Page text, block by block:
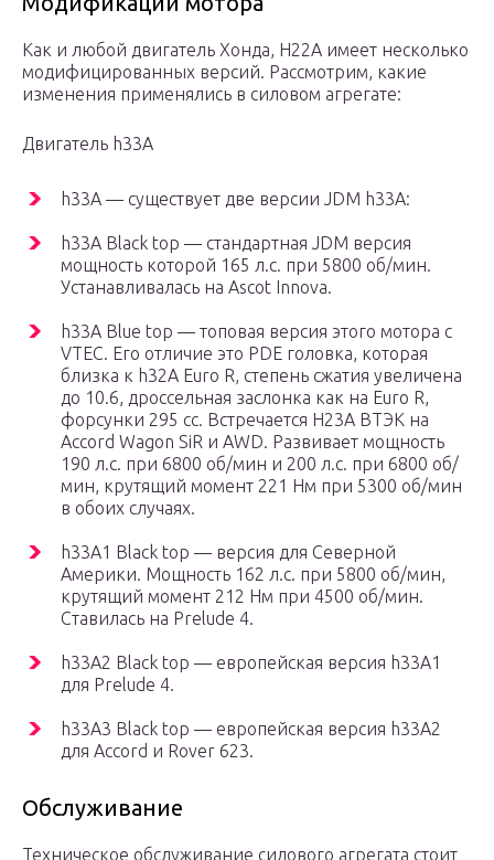
Как и любой двигатель Хонда, Н22А имеет несколько
модифицированных версий. Рассмотрим, какие
изменения применялись в силовом агрегате:
Двигатель h33A
h33A — существует две версии JDM h33A:
h33A Black top — стандартная JDM версия
мощность которой 165 л.с. при 5800 об/мин.
Устанавливалась на Ascot Innova.
h33A Blue top — топовая версия этого мотора с
VTEC. Его отличие это PDE головка, которая
близка к h32A Euro R, степень сжатия увеличена
до 10.6, дроссельная заслонка как на Euro R,
форсунки 295 сс. Встречается Н23А ВТЭК на
Accord Wagon SiR и AWD. Развивает мощность
190 л.с. при 6800 об/мин и 200 л.с. при 6800 об/
мин, крутящий момент 221 Нм при 5300 об/мин
в обоих случаях.
h33A1 Black top — версия для Северной
Америки. Мощность 162 л.с. при 5800 об/мин,
крутящий момент 212 Нм при 4500 об/мин.
Ставилась на Prelude 4.
h33A2 Black top — европейская версия h33A1
для Prelude 4.
h33A3 Black top — европейская версия h33A2
для Accord и Rover 623.
Обслуживание
Техническое обслуживание силового агрегата стоит